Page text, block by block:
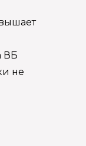
ВБ
не